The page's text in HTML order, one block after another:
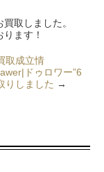
取しました。
ます！
取成立情
ドゥロワー”6
りしました →